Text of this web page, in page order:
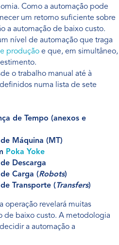
Como a automação pode
um retorno suficiente sobre
a automação de baixo custo.
nível de automação que traga
produção e que, em simultâneo,
o trabalho manual até à
numa lista de sete
de Tempo (anexos e
Máquina (MT)
Poka Yoke
Descarga
Carga (Robots)
Transporte (Transfers)
operação revelará muitas
de baixo custo. A metodologia
a automação a